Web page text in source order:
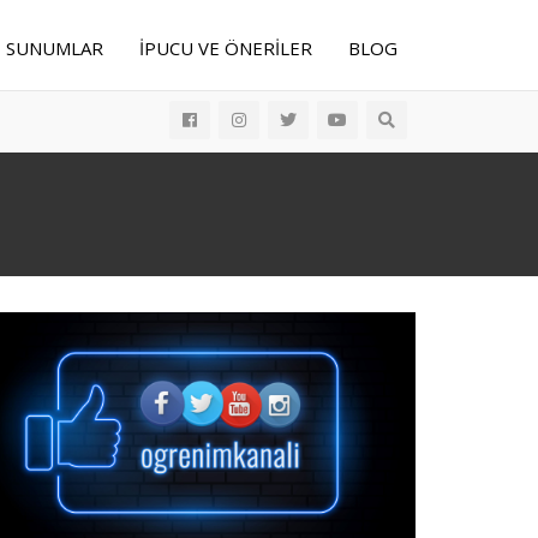
SUNUMLAR İPUCU VE ÖNERILER BLOG